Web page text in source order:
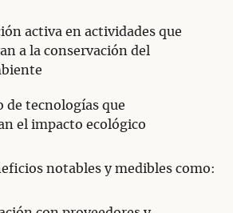
activa en actividades que
a la conservación del
de tecnologías que
el impacto ecológico
notables y medibles como: